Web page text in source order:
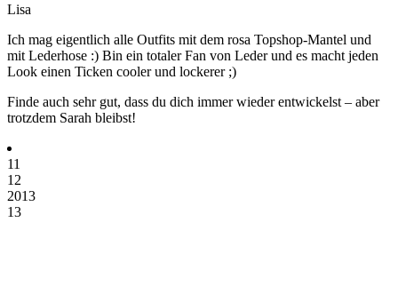
Lisa
Ich mag eigentlich alle Outfits mit dem rosa Topshop-Mantel und
mit Lederhose :) Bin ein totaler Fan von Leder und es macht jeden
Look einen Ticken cooler und lockerer ;)
Finde auch sehr gut, dass du dich immer wieder entwickelst – aber
trotzdem Sarah bleibst!
11
12
2013
13